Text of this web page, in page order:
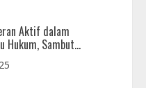
Aktif dalam
Hukum, Sambut
Mahasiswa UIB